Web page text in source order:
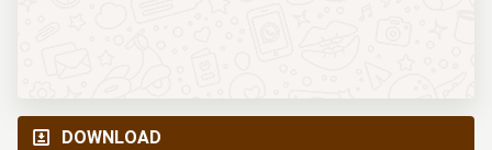
DOWNLOAD